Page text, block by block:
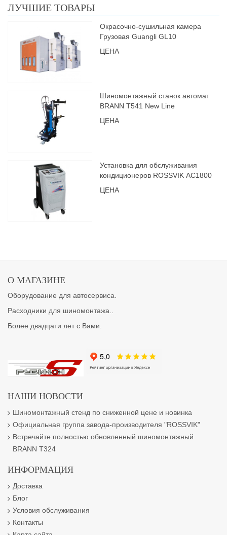
ЛУЧШИЕ ТОВАРЫ
Окрасочно-сушильная камера
Грузовая Guangli GL10
ЦЕНА
Шиномонтажный станок автомат
BRANN Т541 New Line
ЦЕНА
Установка для обслуживания
кондиционеров ROSSVIK АС1800
ЦЕНА
О МАГАЗИНЕ
Оборудование для автосервиса.
Расходники для шиномонтажа..
Более двадцати лет с Вами.
НАШИ НОВОСТИ
Шиномонтажный стенд по сниженной цене и новинка
Официальная группа завода-производителя "ROSSVIK"
Встречайте полностью обновленный шиномонтажный
BRANN T324
ИНФОРМАЦИЯ
Доставка
Блог
Условия обслуживания
Контакты